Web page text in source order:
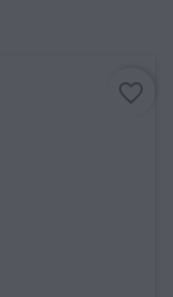
favorite_border